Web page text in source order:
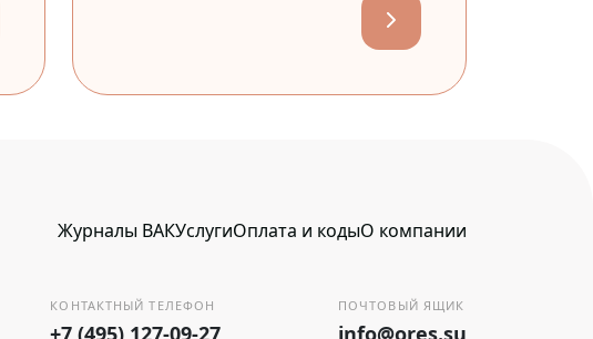
Журналы ВАКУслугиОплата и кодыО компании
КОНТАКТНЫЙ ТЕЛЕФОН
+7 (495) 127-09-27
ПОЧТОВЫЙ ЯЩИК
info@ores.su